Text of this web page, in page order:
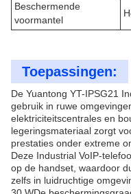
Beschermende
voormantel
Toepassingen:
De Yuantong YT-IPSG21
gebruik in ruwe
elektriciteitscentrales en
legeringsmateriaal zorgt
prestaties onder extreme
Deze Industrial VoIP-
op de handset, waardoor
zelfs in luidruchtige